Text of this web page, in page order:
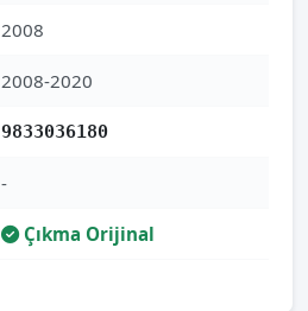
2008
2008-2020
9833036180
-
Çıkma Orijinal